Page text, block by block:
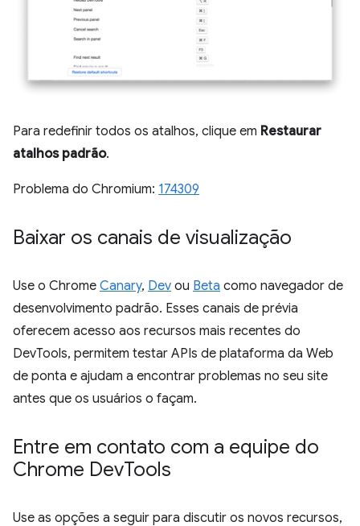
Para redefinir todos os atalhos, clique em Restaurar
atalhos padrão.
Problema do Chromium: 174309
Baixar os canais de visualização
Use o Chrome Canary, Dev ou Beta como navegador de
desenvolvimento padrão. Esses canais de prévia
oferecem acesso aos recursos mais recentes do
DevTools, permitem testar APIs de plataforma da Web
de ponta e ajudam a encontrar problemas no seu site
antes que os usuários o façam.
Entre em contato com a equipe do
Chrome DevTools
Use as opções a seguir para discutir os novos recursos,